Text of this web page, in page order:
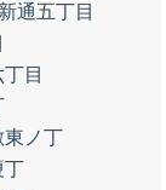
新通五丁目
目
東ノ丁
丁